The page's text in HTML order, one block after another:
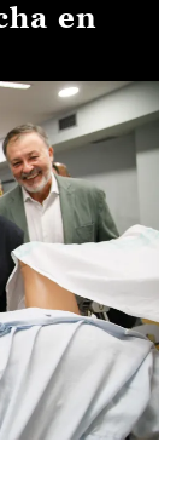
en